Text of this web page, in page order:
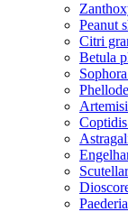
Peanut
Citri
Betula